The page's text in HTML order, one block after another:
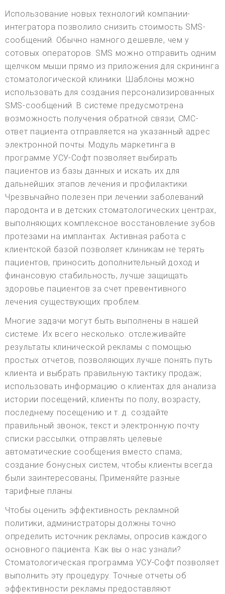
Использование новых технологий компании-
интегратора позволило снизить стоимость SMS-
сообщений. Обычно намного дешевле, чем у
сотовых операторов. SMS можно отправить одним
щелчком мыши прямо из приложения для скрининга
стоматологической клиники. Шаблоны можно
использовать для создания персонализированных
SMS-сообщений. В системе предусмотрена
возможность получения обратной связи; СМС-
ответ пациента отправляется на указанный адрес
электронной почты. Модуль маркетинга в
программе УСУ-Софт позволяет выбирать
пациентов из базы данных и искать их для
дальнейших этапов лечения и профилактики.
Чрезвычайно полезен при лечении заболеваний
пародонта и в детских стоматологических центрах,
выполняющих комплексное восстановление зубов
протезами на имплантах. Активная работа с
клиентской базой позволяет клиникам не терять
пациентов, приносить дополнительный доход и
финансовую стабильность, лучше защищать
здоровье пациентов за счет превентивного
лечения существующих проблем.
Многие задачи могут быть выполнены в нашей
системе. Их всего несколько: отслеживайте
результаты клинической рекламы с помощью
простых отчетов, позволяющих лучше понять путь
клиента и выбрать правильную тактику продаж;
использовать информацию о клиентах для анализа
истории посещений; клиенты по полу, возрасту,
последнему посещению и т. д. создайте
правильный звонок, текст и электронную почту
списки рассылки; отправлять целевые
автоматические сообщения вместо спама;
создание бонусных систем, чтобы клиенты всегда
были заинтересованы; Применяйте разные
тарифные планы.
Чтобы оценить эффективность рекламной
политики, администраторы должны точно
определить источник рекламы, опросив каждого
основного пациента. Как вы о нас узнали?
Стоматологическая программа УСУ-Софт позволяет
выполнить эту процедуру. Точные отчеты об
эффективности рекламы предоставляют